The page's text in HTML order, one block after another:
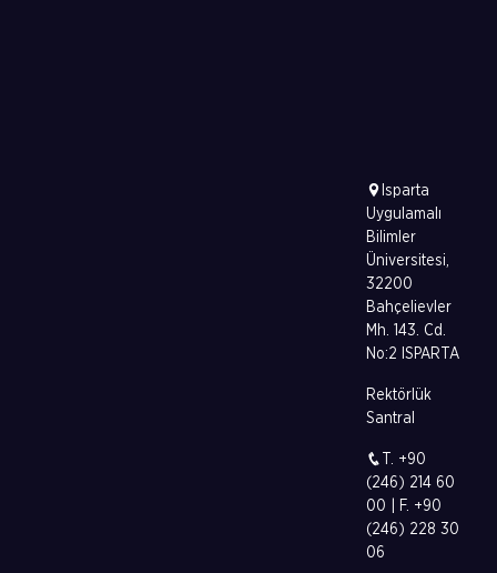
Isparta
Uygulamalı
Bilimler
Üniversitesi,
32200
Bahçelievler
Mh. 143. Cd.
No:2 ISPARTA
Rektörlük
Santral
T. +90
(246) 214 60
00 | F. +90
(246) 228 30
06